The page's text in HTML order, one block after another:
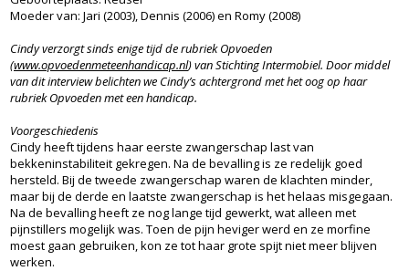
Moeder van: Jari (2003), Dennis (2006) en Romy (2008)
Cindy verzorgt sinds enige tijd de rubriek Opvoeden
(www.opvoedenmeteenhandicap.nl) van Stichting Intermobiel. Door middel
van dit interview belichten we Cindy’s achtergrond met het oog op haar
rubriek Opvoeden met een handicap.
Voorgeschiedenis
Cindy heeft tijdens haar eerste zwangerschap last van
bekkeninstabiliteit gekregen. Na de bevalling is ze redelijk goed
hersteld. Bij de tweede zwangerschap waren de klachten minder,
maar bij de derde en laatste zwangerschap is het helaas misgegaan.
Na de bevalling heeft ze nog lange tijd gewerkt, wat alleen met
pijnstillers mogelijk was. Toen de pijn heviger werd en ze morfine
moest gaan gebruiken, kon ze tot haar grote spijt niet meer blijven
werken.